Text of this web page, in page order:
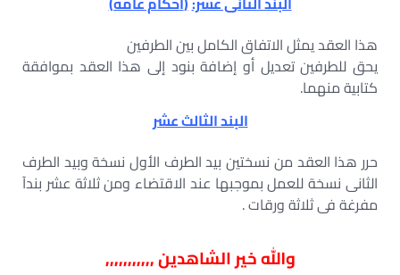
هذا العقد يمثل الاتفاق الكامل بين الطرفين
يحق للطرفين تعديل أو إضافة بنود إلى هذا العقد بموافقة
كتابية منهما.
البند الثالث عشر
حرر هذا العقد من نسختين بيد الطرف الأول نسخة وبيد الطرف
الثانى نسخة للعمل بموجبها عند الاقتضاء ومن ثلاثة عشر بندآ
مفرغة فى ثلاثة ورقات .
والله خير الشاهدين ,,,,,,,,,,,